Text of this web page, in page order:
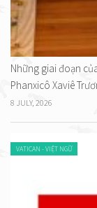
Những giai đoạn
Phanxicô Xaviê
8 JULY, 2026
VATICAN - VIỆT NGỮ